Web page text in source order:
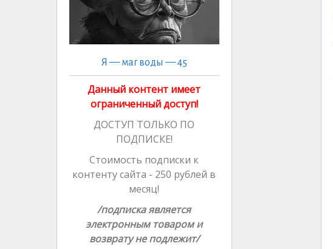
Я — маг воды — 45
Данный контент имеет
ограниченный доступ!
ДОСТУП ТОЛЬКО ПО
ПОДПИСКЕ!
Стоимость подписки к
контенту сайта - 250 рублей в
месяц!
/подписка является
электронным товаром и
возврату не подлежит/